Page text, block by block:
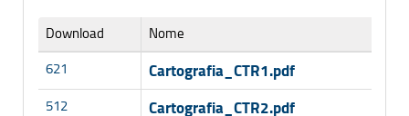
Download Nome
621 Cartografia_CTR1.pdf
512 Cartografia_CTR2.pdf